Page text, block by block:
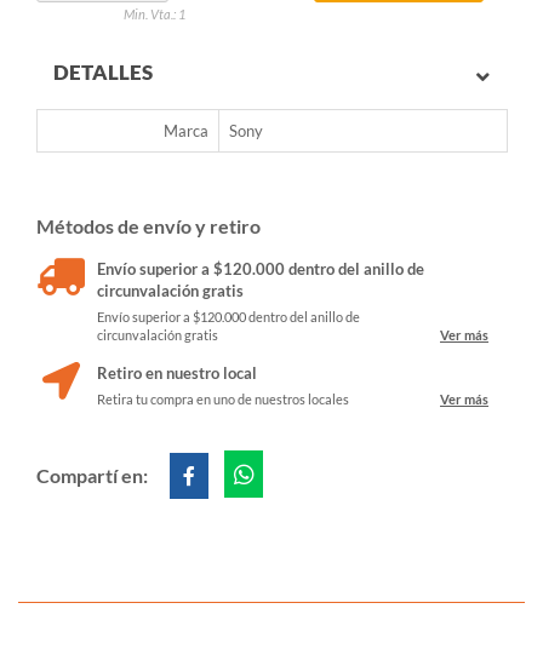
Min. Vta.: 1
DETALLES
Marca Sony
Métodos de envío y retiro
Envío superior a $120.000 dentro del anillo de
circunvalación gratis
Envío superior a $120.000 dentro del anillo de
circunvalación gratis
Ver más
Retiro en nuestro local
Retira tu compra en uno de nuestros locales Ver más
Compartí en: